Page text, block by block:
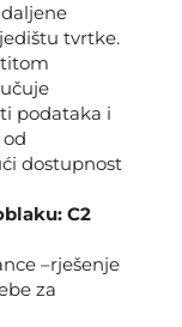
tvrtke.
podataka i
dostupnost
C2
–rješenje
za